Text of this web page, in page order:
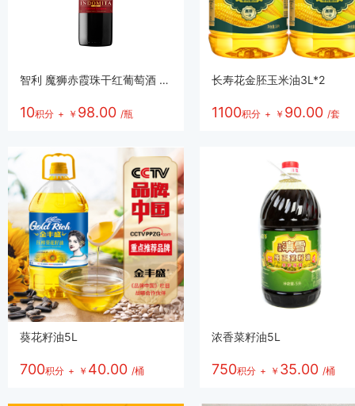
智利 魔狮赤霞珠干红葡萄酒 2019年
10积分 + ￥ 98.00 /瓶
长寿花金胚玉米油3L*2
1100积分 + ￥ 90.00 /套
葵花籽油5L
700积分 + ￥ 40.00 /桶
浓香菜籽油5L
750积分 + ￥ 35.00 /桶